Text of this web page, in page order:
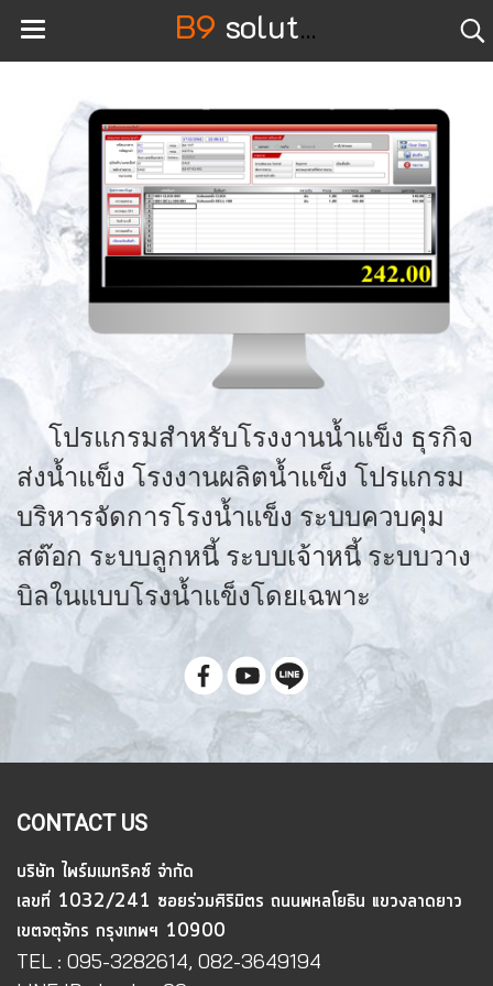
B9 solution
โปรแกรมสำหรับโรงงานน้ำแข็ง ธุรกิจ
ส่งน้ำแข็ง โรงงานผลิตน้ำแข็ง โปรแกรม
บริหารจัดการโรงน้ำแข็ง ระบบควบคุม
สต๊อก ระบบลูกหนี้ ระบบเจ้าหนี้ ระบบวาง
บิลในแบบโรงน้ำแข็งโดยเฉพาะ
CONTACT US
บริษัท ไพร์มเมทริคซ์ จำกัด
เลขที่ 1032/241 ซอยร่วมศิริมิตร ถนนพหลโยธิน แขวงลาดยาว
เขตจตุจักร กรุงเทพฯ 10900
TEL : 095-3282614, 082-3649194